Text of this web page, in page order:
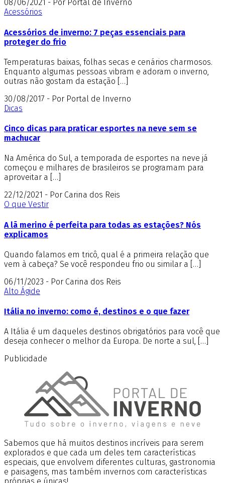
08/06/2021 - Por Portal de Inverno
Acessórios
Acessórios de inverno: 7 peças essenciais para
proteger do frio
Temperaturas baixas, folhas secas e cenários charmosos.
Enquanto algumas pessoas vibram e adoram o inverno,
outras não gostam da estação […]
30/08/2017 - Por Portal de Inverno
Dicas
Cinco dicas para praticar esportes na neve sem se
machucar
Na América do Sul, a temporada de esportes na neve já
começou e milhares de brasileiros se programam para
aproveitar a […]
22/12/2021 - Por Carina dos Reis
O que Vestir
A lã merino é perfeita para todas as estações? Nós
explicamos
Quando falamos em tricô, qual é a primeira relação que
vem à cabeça? Se você respondeu frio ou similar a […]
06/11/2023 - Por Carina dos Reis
Alto Ágide
Itália no inverno: como é, destinos e o que fazer
A Itália é um daqueles destinos obrigatórios para você que
deseja conhecer o melhor da Europa. De norte a sul, […]
Publicidade
Sabemos que há muitos destinos incríveis para serem
explorados e que cada um deles tem características
especiais, que envolvem diferentes culturas, gastronomia
e paisagens, mas também invernos com características
próprias e únicas!